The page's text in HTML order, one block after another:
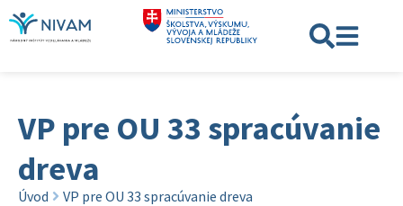
VP pre OU 33 spracúvanie
dreva
Úvod VP pre OU 33 spracúvanie dreva